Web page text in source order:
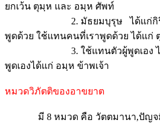
ยกเว้น ตุมฺห และ อมฺห ศัพท์
2. มัธยมบุรุษ ได้แก่กิ
พูดด้วย ใช้แทนคนที่เราพูดด้วย ได้แก่
3. ใช้แทนตัวผู้พูดเอง
พูดเองได้แก่ อมฺห ข้าพเจ้า
หมวดวิภัตติของอาขยาต
มี 8 หมวด คือ วัตตมานา,ปัญ